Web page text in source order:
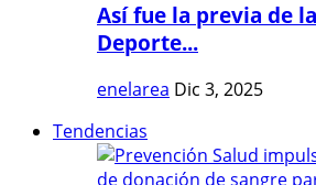
Así fue la previa de
Deporte...
enelarea Dic 3, 2025
Tendencias